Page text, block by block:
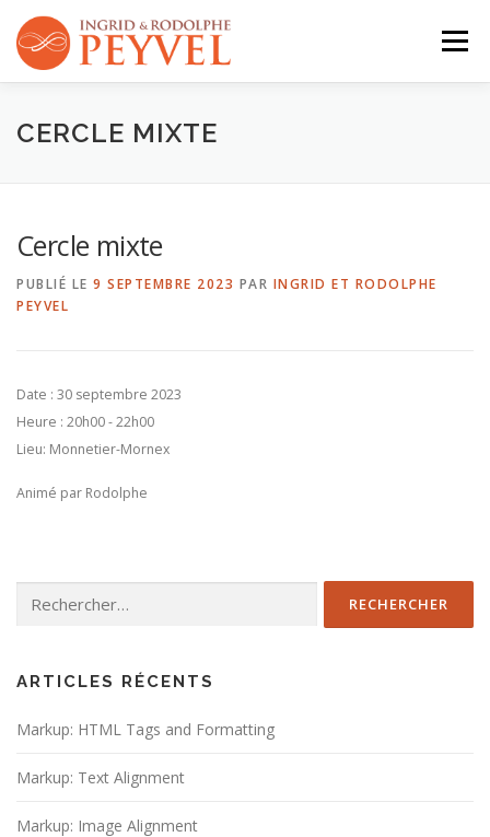
contenu
Menu
QUI SOMMES-NOUS ?
CERCLE MIXTE
Cercle mixte
PUBLIÉ LE 9 SEPTEMBRE 2023 PAR INGRID ET RODOLPHE
PEYVEL
Date : 30 septembre 2023
Heure : 20h00 - 22h00
Lieu: Monnetier-Mornex
Animé par Rodolphe
ARTICLES RÉCENTS
Markup: HTML Tags and Formatting
Markup: Text Alignment
Markup: Image Alignment